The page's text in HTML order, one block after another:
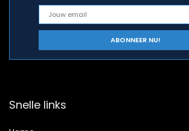
Snelle links